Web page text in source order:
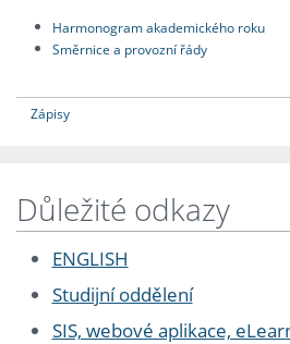
Harmonogram akademického roku
Směrnice a provozní řády
Zápisy
Důležité odkazy
ENGLISH
Studijní oddělení
SIS, webové aplikace,